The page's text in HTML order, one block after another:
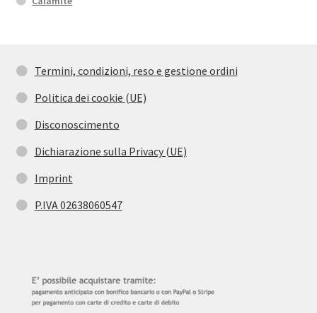
Termini, condizioni, reso e gestione ordini
Politica dei cookie (UE)
Disconoscimento
Dichiarazione sulla Privacy (UE)
Imprint
P.IVA 02638060547